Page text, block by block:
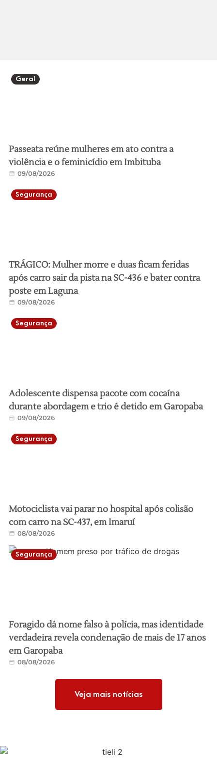
Geral
Passeata reúne mulheres em ato contra a
violência e o feminicídio em Imbituba
09/08/2026
Segurança
TRÁGICO: Mulher morre e duas ficam feridas
após carro sair da pista na SC-436 e bater contra
poste em Laguna
09/08/2026
Segurança
Adolescente dispensa pacote com cocaína
durante abordagem e trio é detido em Garopaba
09/08/2026
Segurança
Motociclista vai parar no hospital após colisão
com carro na SC-437, em Imaruí
08/08/2026
Segurança
Foragido dá nome falso à polícia, mas identidade
verdadeira revela condenação de mais de 17 anos
em Garopaba
08/08/2026
Veja mais notícias